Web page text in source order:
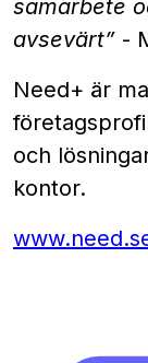
samarbete
avsevärt” -
Need+ är
och
kontor.